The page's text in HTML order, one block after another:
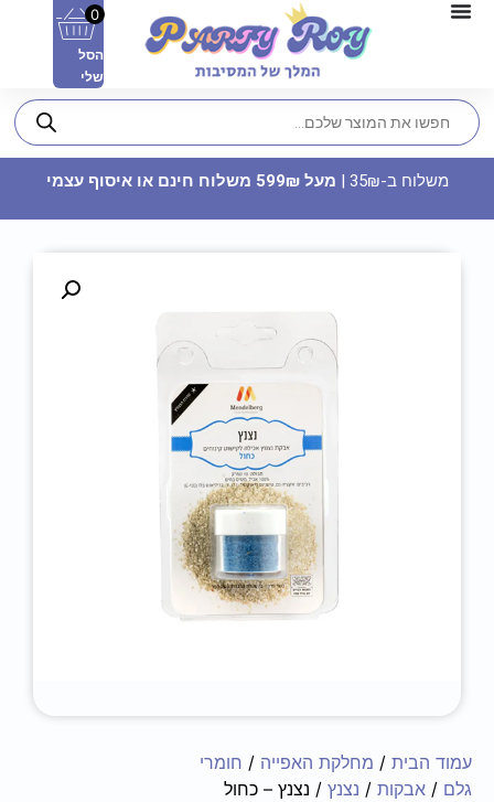
כובע יום הולדת - כסף כחול
10.90
0
הסל
שלי
משלוח ב-35₪ | מעל 599₪ משלוח חינם או איסוף עצמי
עמוד הבית / מחלקת האפייה / חומרי
גלם / אבקות / נצנץ / נצנץ – כחול